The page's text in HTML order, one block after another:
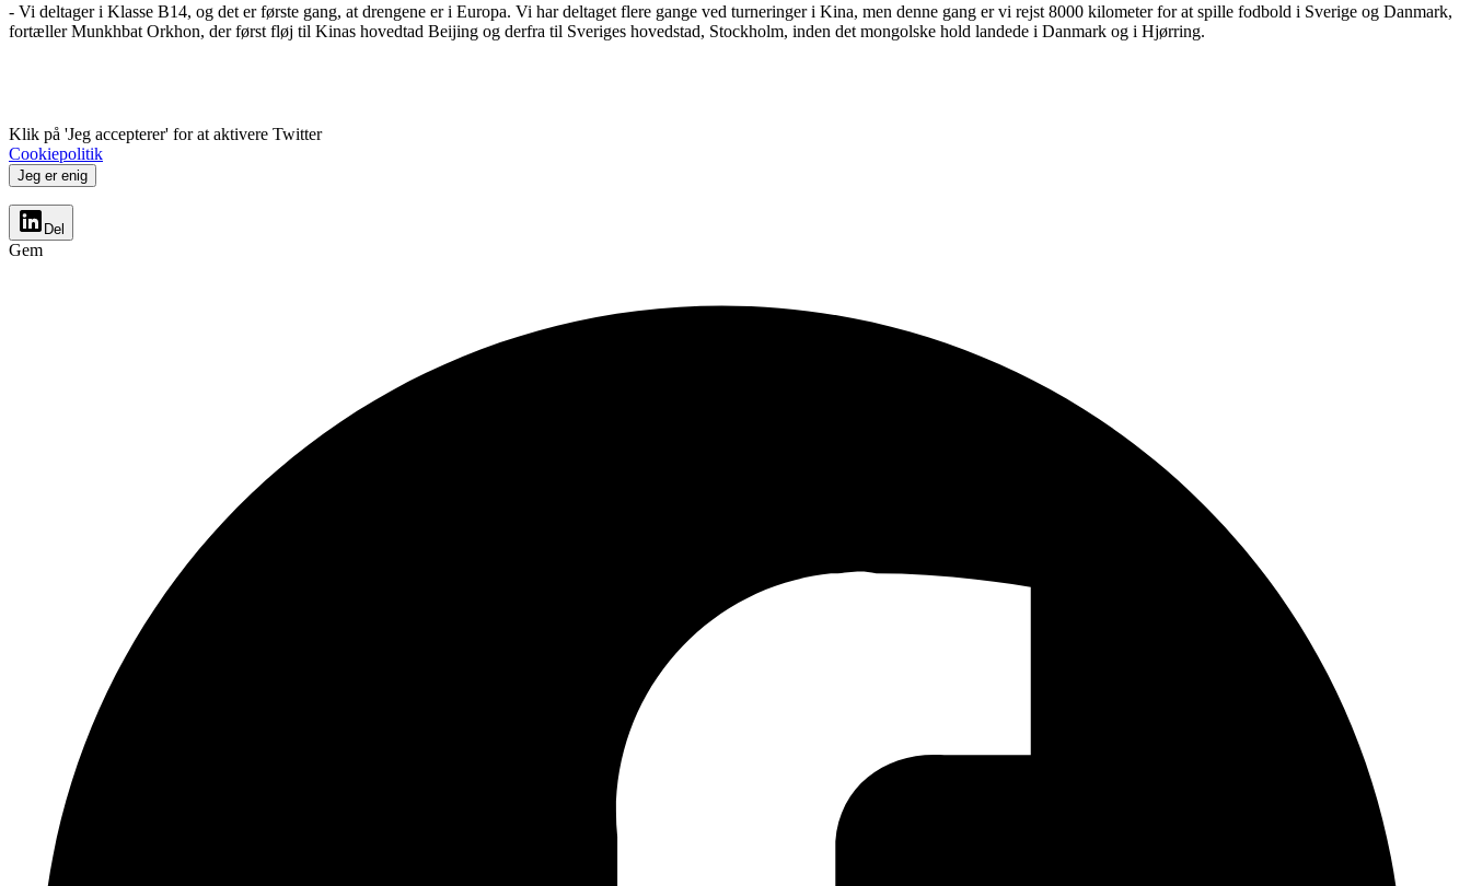
- Vi deltager i Klasse B14, og det er første gang, at drengene er i Europa. Vi har deltaget flere gange ved turneringer i Kina, men denne gang er vi rejst 8000 kilometer for at spille fodbold i Sverige og Danmark,
fortæller Munkhbat Orkhon, der først fløj til Kinas hovedtad Beijing og derfra til Sveriges hovedstad, Stockholm, inden det mongolske hold landede i Danmark og i Hjørring.
Klik på 'Jeg accepterer' for at aktivere Twitter
Cookiepolitik
Jeg er enig
Del
Gem